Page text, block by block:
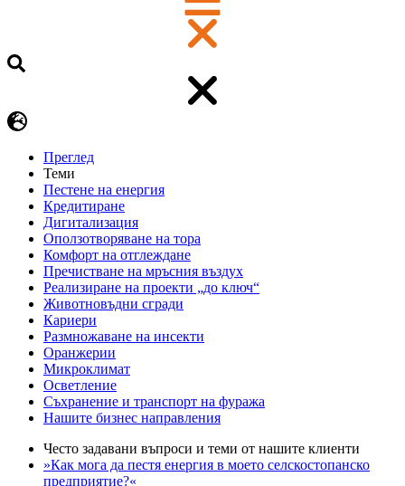
Преглед
Теми
Пестене на енергия
Кредитиране
Дигитализация
Оползотворяване на тора
Комфорт на отглеждане
Пречистване на мръсния въздух
Реализиране на проекти „до ключ“
Животновъдни сгради
Кариери
Размножаване на инсекти
Оранжерии
Микроклимат
Осветление
Съхранение и транспорт на фуража
Нашите бизнес направления
Често задавани въпроси и теми от нашите клиенти
»Как мога да пестя енергия в моето селскостопанско
предприятие?«